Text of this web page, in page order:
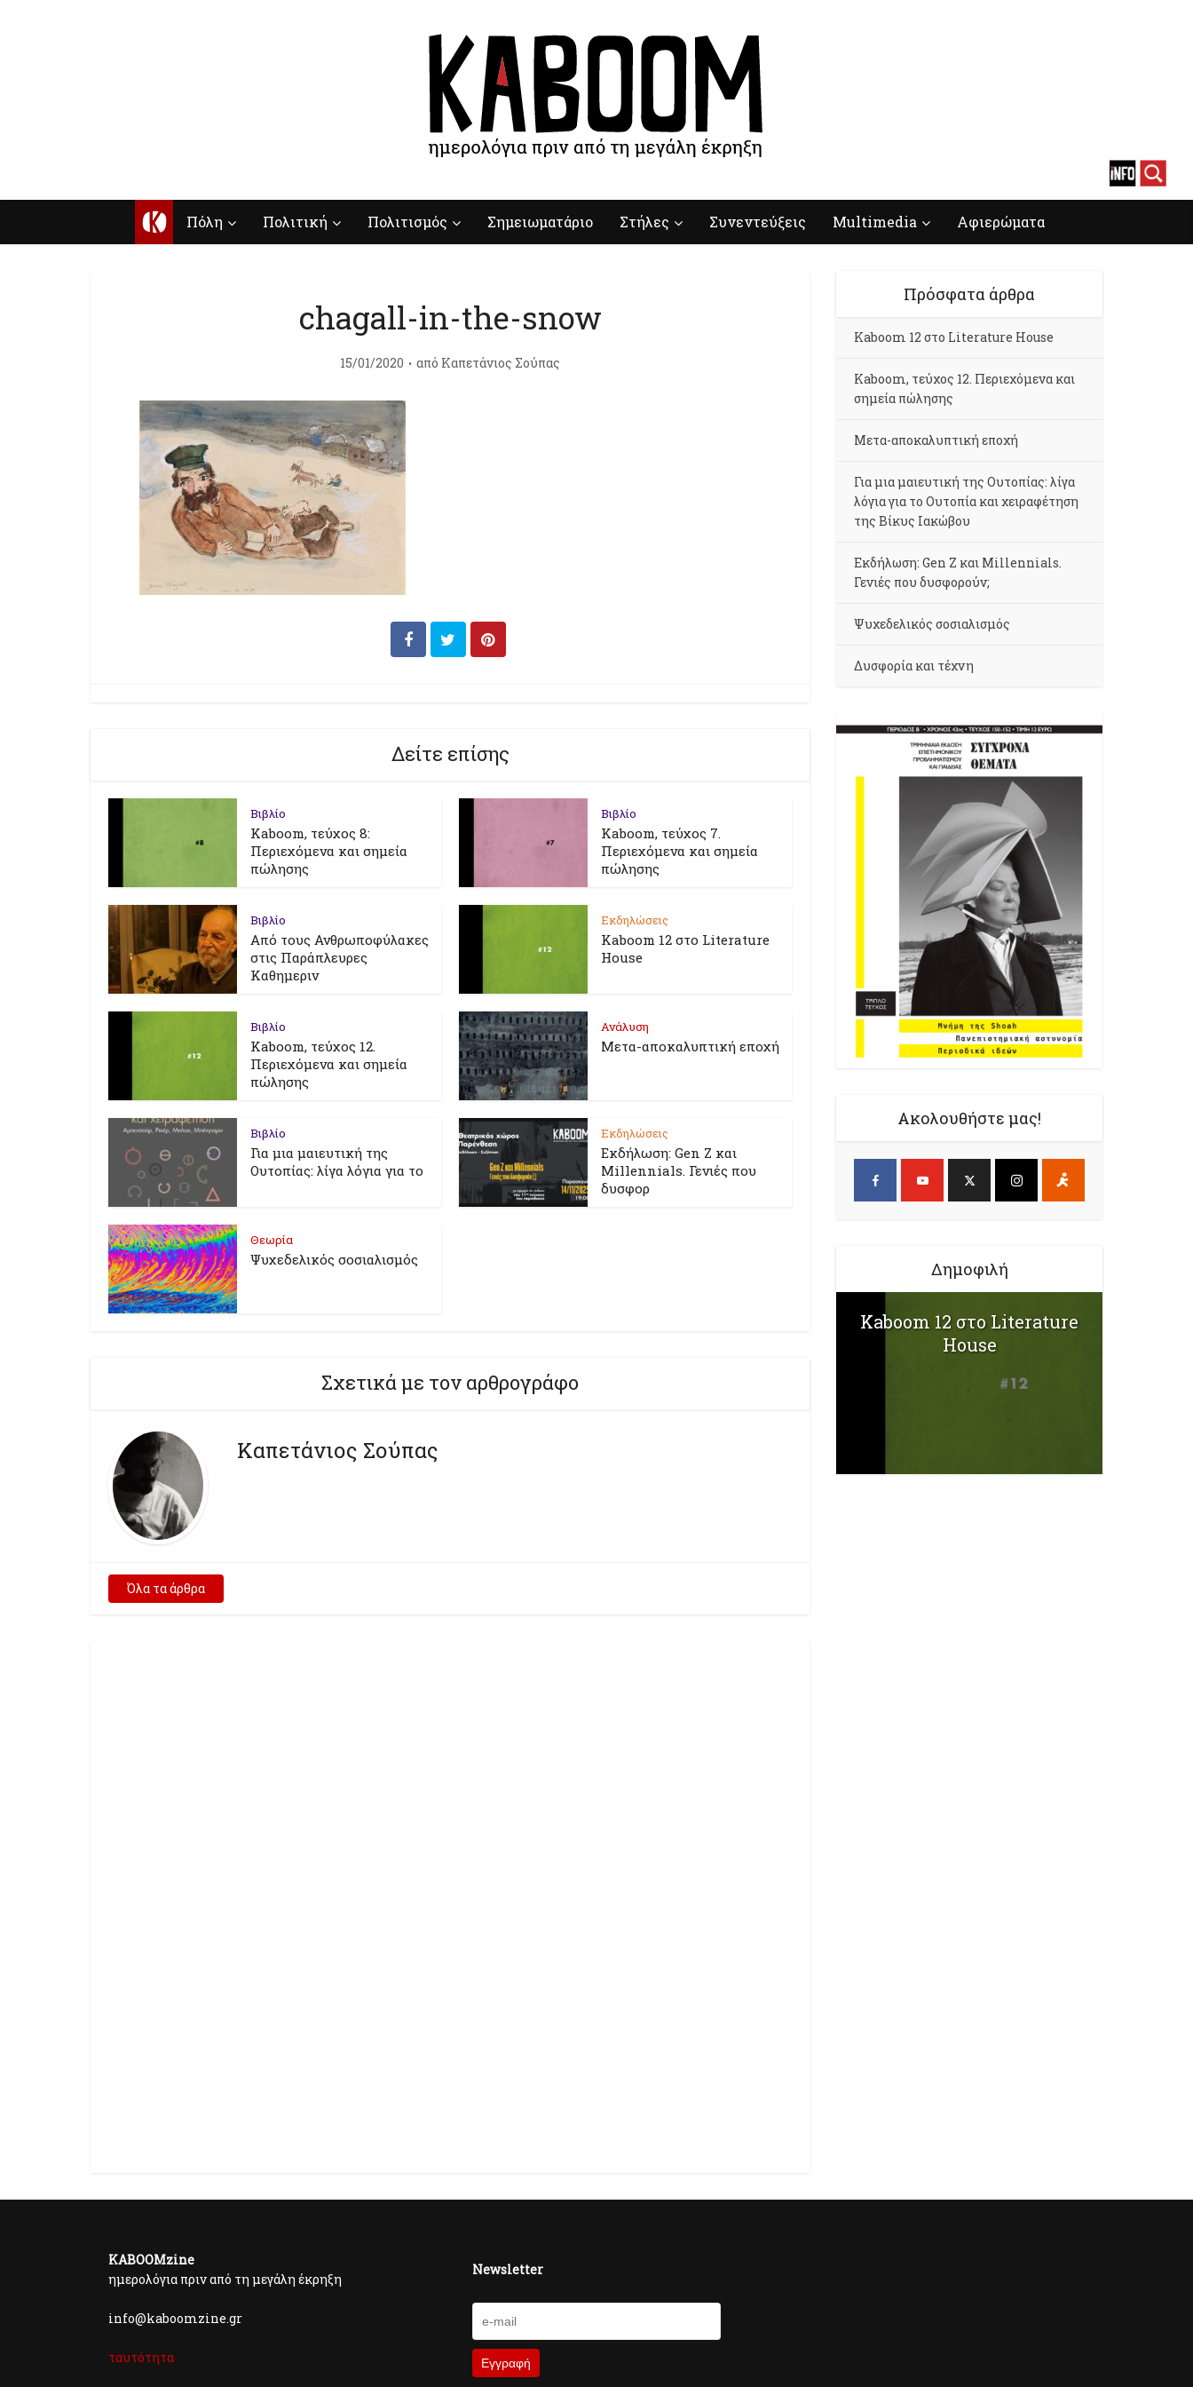
Κ Πόλη Πολιτική Πολιτισμός Σημειωματάριο Στήλες Συνεντεύξεις Multimedia Αφιερώματα
chagall-in-the-snow
15/01/2020 από Καπετάνιος Σούπας
Δείτε επίσης
Βιβλίο
Kaboom, τεύχος 8:
Περιεχόμενα και σημεία
πώλησης
Βιβλίο
Kaboom, τεύχος 7.
Περιεχόμενα και σημεία
πώλησης
Βιβλίο
Από τους Ανθρωποφύλακες
στις Παράπλευρες
Καθημεριν
Εκδηλώσεις
Kaboom 12 στο Literature
House
Βιβλίο
Kaboom, τεύχος 12.
Περιεχόμενα και σημεία
πώλησης
Ανάλυση
Μετα-αποκαλυπτική εποχή
Βιβλίο
Για μια μαιευτική της
Ουτοπίας: λίγα λόγια για το
Εκδηλώσεις
Εκδήλωση: Gen Z και
Millennials. Γενιές που
δυσφορ
Θεωρία
Ψυχεδελικός σοσιαλισμός
Σχετικά με τον αρθρογράφο
Καπετάνιος Σούπας
Όλα τα άρθρα
Πρόσφατα άρθρα
Kaboom 12 στο Literature House
Kaboom, τεύχος 12. Περιεχόμενα και
σημεία πώλησης
Μετα-αποκαλυπτική εποχή
Για μια μαιευτική της Ουτοπίας: λίγα
λόγια για το Ουτοπία και χειραφέτηση
της Βίκυς Ιακώβου
Εκδήλωση: Gen Z και Millennials.
Γενιές που δυσφορούν;
Ψυχεδελικός σοσιαλισμός
Δυσφορία και τέχνη
Ακολουθήστε μας!
Δημοφιλή
Kaboom 12 στο Literature
House
KABOOMzine
ημερολόγια πριν από τη μεγάλη έκρηξη
info@kaboomzine.gr
ταυτότητα
Newsletter